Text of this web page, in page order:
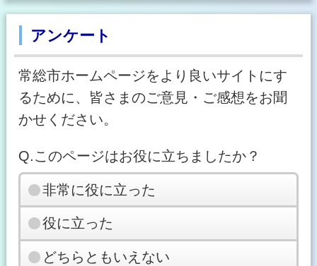
アンケート
常総市ホームページをより良いサイトにす
るために、皆さまのご意見・ご感想をお聞
かせください。
Q.このページはお役に立ちましたか？
非常に役に立った
役に立った
どちらともいえない